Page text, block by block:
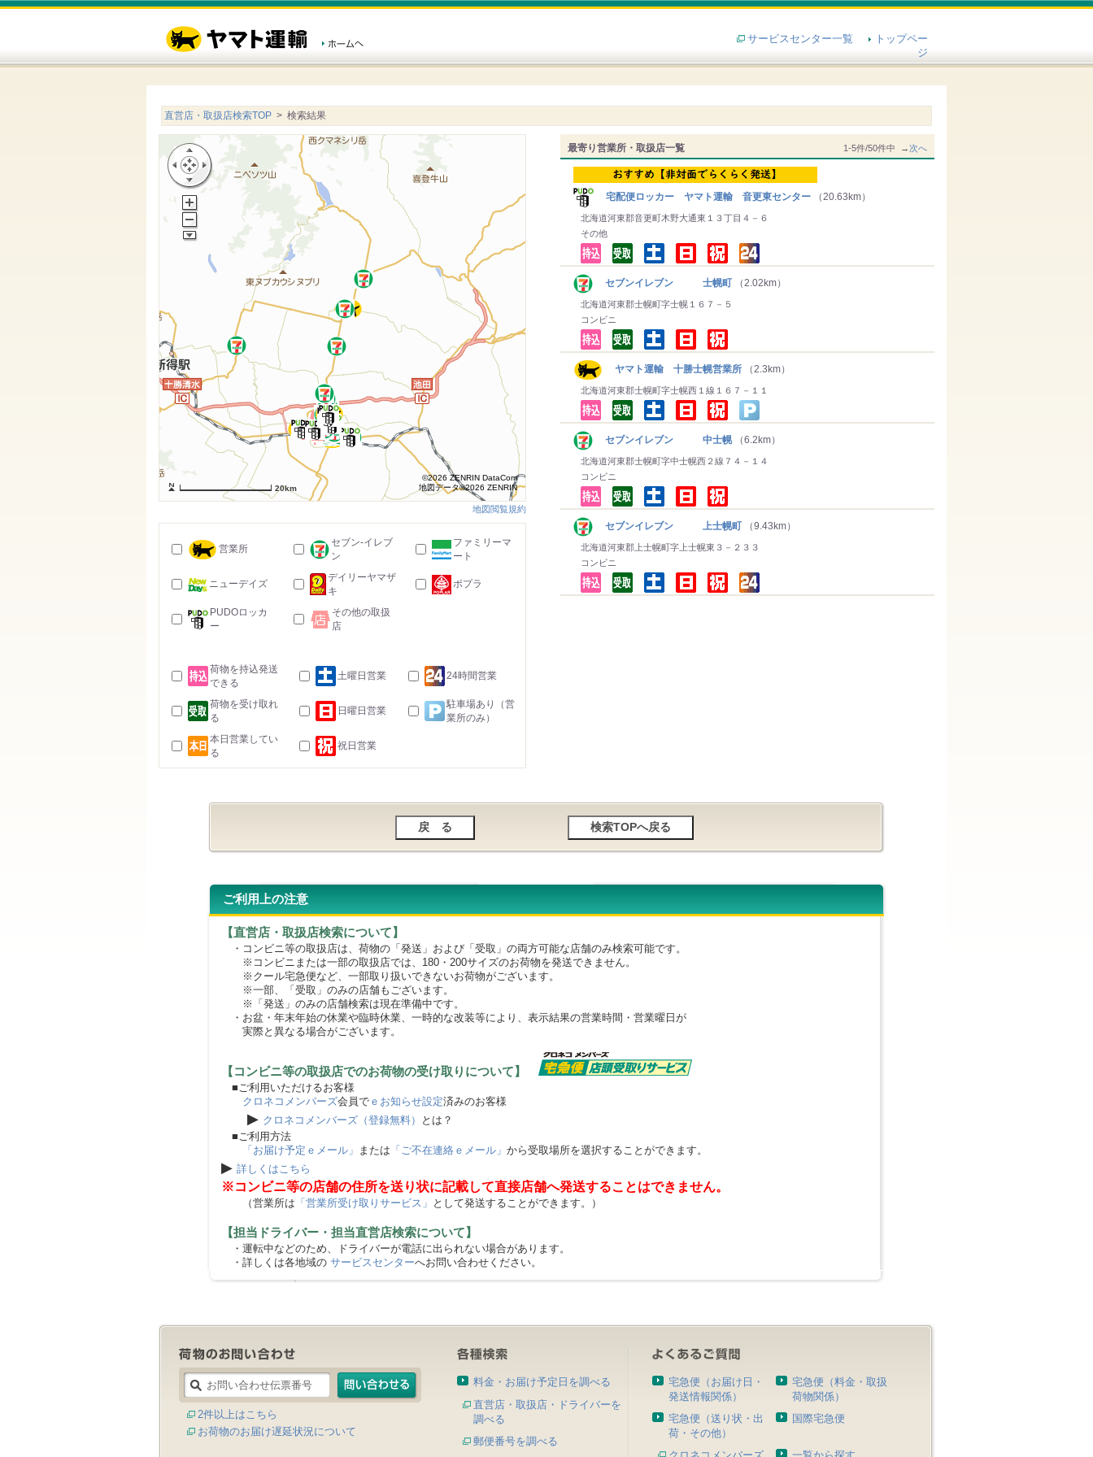
サービスセンター一覧
トップペー
ジ
直営店・取扱店検索TOP > 検索結果
最寄り営業所・取扱店一覧 1-5件/50件中 →次へ
宅配便ロッカー ヤマト運輸 音更東センター （20.63km）
北海道河東郡音更町木野大通東１３丁目４－６
その他
セブンイレブン 士幌町 （2.02km）
北海道河東郡士幌町字士幌１６７－５
コンビニ
ヤマト運輸 十勝士幌営業所 （2.3km）
北海道河東郡士幌町字士幌西１線１６７－１１
セブンイレブン 中士幌 （6.2km）
北海道河東郡士幌町字中士幌西２線７４－１４
コンビニ
セブンイレブン 上士幌町 （9.43km）
北海道河東郡上士幌町字上士幌東３－２３３
コンビニ
20km
©2026 ZENRIN DataCom
地図データ©2026 ZENRIN
地図閲覧規約
営業所
セブン-イレブ
ン
ファミリーマ
ート
ニューデイズ
デイリーヤマザ
キ
ポプラ
PUDOロッカ
ー
その他の取扱
店
荷物を持込発送
できる
土曜日営業 24時間営業
荷物を受け取れ
る
日曜日営業
駐車場あり（営
業所のみ）
本日営業してい
る
祝日営業
ご利用上の注意
【直営店・取扱店検索について】
・コンビニ等の取扱店は、荷物の「発送」および「受取」の両方可能な店舗のみ検索可能です。
※コンビニまたは一部の取扱店では、180・200サイズのお荷物を発送できません。
※クール宅急便など、一部取り扱いできないお荷物がございます。
※一部、「受取」のみの店舗もございます。
※「発送」のみの店舗検索は現在準備中です。
・お盆・年末年始の休業や臨時休業、一時的な改装等により、表示結果の営業時間・営業曜日が
実際と異なる場合がございます。
【コンビニ等の取扱店でのお荷物の受け取りについて】
■ご利用いただけるお客様
クロネコメンバーズ会員で ｅお知らせ設定済みのお客様
▶ クロネコメンバーズ（登録無料）
とは？
■ご利用方法
「お届け予定ｅメール」 または 「ご不在連絡ｅメール」 から受取場所を選択することができます。
▶ 詳しくはこちら
※コンビニ等の店舗の住所を送り状に記載して直接店舗へ発送することはできません。
（営業所は 「営業所受け取りサービス」 として発送することができます。）
【担当ドライバー・担当直営店検索について】
・運転中などのため、ドライバーが電話に出られない場合があります。
・詳しくは各地域の サービスセンターへお問い合わせください。
2件以上はこちら
お荷物のお届け遅延状況について
料金・お届け予定日を調べる
直営店・取扱店・ドライバーを
調べる
郵便番号を調べる
宅急便（お届け日・
発送情報関係）
宅急便（料金・取扱
荷物関係）
宅急便（送り状・出
荷・その他）
国際宅急便